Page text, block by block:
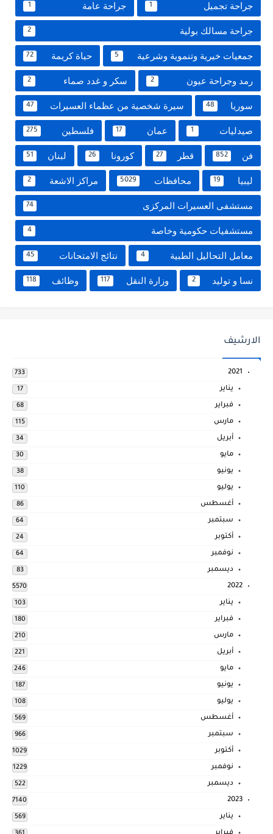
جراحة تجميل 1 جراحة عامة 1
جراحة مسالك بولية 2
جمعيات خيرية وتنموية وشرعية 5 حياة كريمة 72
رمد وجراحة عيون 2 سكر و غدد صماء 2
سوريا 48 سيرة شخصية من عظماء العسيرات 47
صيدليات 1 عمان 17 فلسطين 275
فن 852 قطر 27 كورونا 26 لبنان 51
ليبيا 19 محافظات 5029 مراكز الاشعة 2
مستشفى العسيرات المركزى 74
مستشفيات حكومية وخاصة 4
معامل التحاليل الطبية 4 نتائج الامتحانات 45
نسا و توليد 2 وزارة النقل 117 وظائف 118
الارشيف
2021
733
يناير 17
فبراير 68
مارس 115
أبريل 34
مايو 30
يونيو 38
يوليو 110
أغسطس 86
سبتمبر 64
أكتوبر 24
نوفمبر 64
ديسمبر 83
2022
5570
يناير 103
فبراير 180
مارس 210
أبريل 221
مايو 246
يونيو 187
يوليو 108
أغسطس 569
سبتمبر 966
أكتوبر 1029
نوفمبر 1229
ديسمبر 522
2023
7140
يناير 569